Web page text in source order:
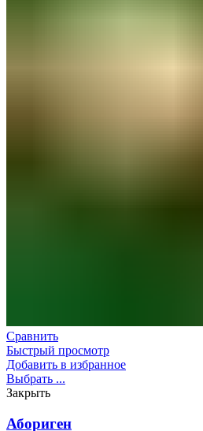
Сравнить
Быстрый просмотр
Добавить в избранное
Выбрать ...
Закрыть
Абориген